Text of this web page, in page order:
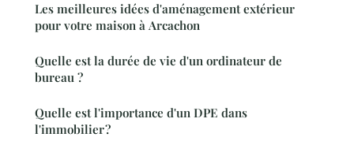
Les meilleures idées d'aménagement extérieur
pour votre maison à Arcachon
Quelle est la durée de vie d'un ordinateur de
bureau ?
Quelle est l'importance d'un DPE dans
l'immobilier ?